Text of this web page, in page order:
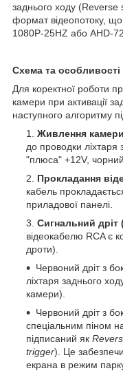
заднього ходу (Reverse
формат відеопотоку, що
1080P-25HZ або AHD-
Схема та особливості
Для коректної роботи
камери при активації
наступного алгоритму
Живлення
до проводки ліхтаря
"плюса" +12V,
Прокладання
кабель
приладової панелі.
Сигнальний
відеокабелю RCA є
дроти).
Червоний дріт з
ліхтаря заднього
камери).
Червоний дріт з
спеціальним піном
підписаний як
trigger). Це
екрана в режим